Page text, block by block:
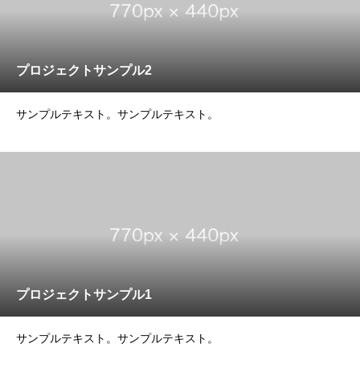
プロジェクトサンプル2
サンプルテキスト。サンプルテキスト。
プロジェクトサンプル1
サンプルテキスト。サンプルテキスト。